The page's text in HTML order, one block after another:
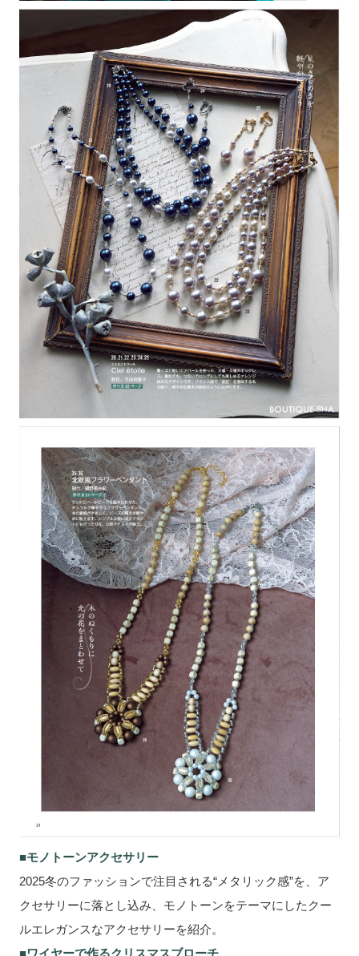
■モノトーンアクセサリー
2025冬のファッションで注目される“メタリック感”を、ア
クセサリーに落とし込み、モノトーンをテーマにしたクー
ルエレガンスなアクセサリーを紹介。